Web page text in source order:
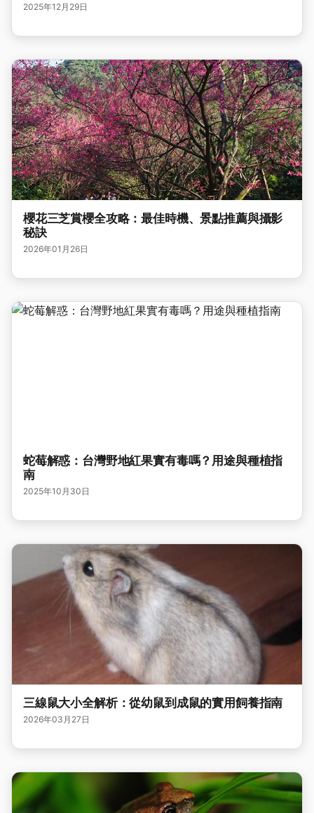
2025年12月29日
櫻花三芝賞櫻全攻略：最佳時機、景點推薦與攝影
秘訣
2026年01月26日
蛇莓解惑：台灣野地紅果實有毒嗎？用途與種植指
南
2025年10月30日
三線鼠大小全解析：從幼鼠到成鼠的實用飼養指南
2026年03月27日